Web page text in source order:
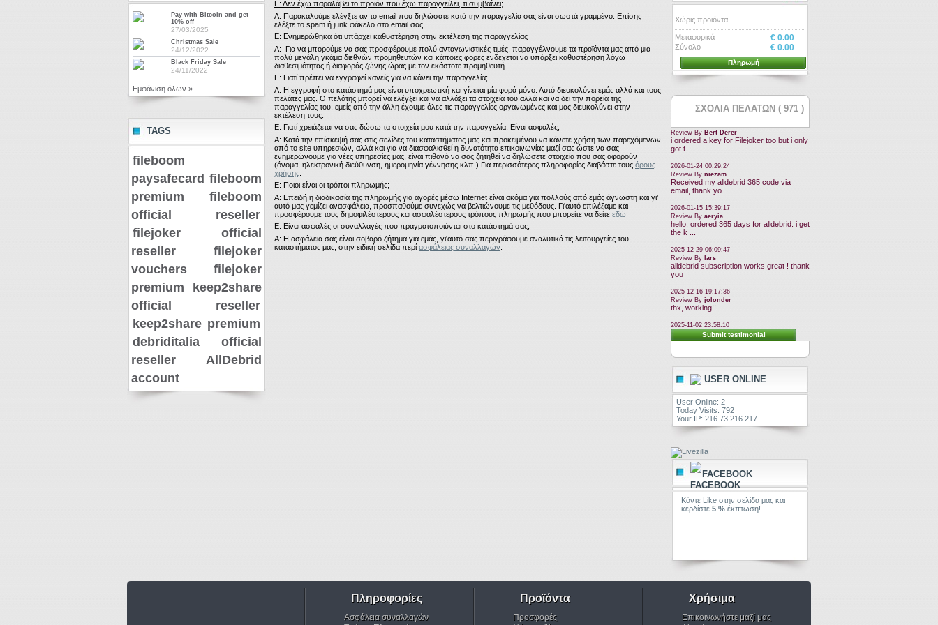
Pay with Bitcoin and get
10% off
27/03/2025
Christmas Sale
24/12/2022
Black Friday Sale
24/11/2022
Εμφάνιση όλων »
TAGS
fileboom
paysafecard fileboom
premium
fileboom
official reseller
filejoker official
reseller
filejoker
vouchers
filejoker
premium
keep2share
official reseller
keep2share premium
debriditalia official
reseller
AllDebrid
account
Ε: Δεν έχω παραλάβει το προϊόν που έχω παραγγείλει, τι συμβαίνει;
Α: Παρακαλούμε ελέγξτε αν το email που δηλώσατε κατά την παραγγελία σας είναι σωστά γραμμένο. Επίσης
ελέξτε το spam ή junk φάκελο στο email σας.
Ε: Ενημερώθηκα ότι υπάρχει καθυστέρηση στην εκτέλεση της παραγγελίας
Α: Για να μπορούμε να σας προσφέρουμε πολύ ανταγωνιστικές τιμές, παραγγέλνουμε τα προϊόντα μας από μια
πολύ μεγάλη γκάμα διεθνών προμηθευτών και κάποιες φορές ενδέχεται να υπάρξει καθυστέρηση λόγω
διαθεσιμότητας ή διαφοράς ζώνης ώρας με τον εκάστοτε προμηθευτή.
Ε: Γιατί πρέπει να εγγραφεί κανείς για να κάνει την παραγγελία;
Α: Η εγγραφή στο κατάστημά μας είναι υποχρεωτική και γίνεται μία φορά μόνο. Αυτό διευκολύνει εμάς αλλά και τους
πελάτες μας. Ο πελάτης μπορεί να ελέγξει και να αλλάξει τα στοιχεία του αλλά και να δει την πορεία της
παραγγελίας του, εμείς από την άλλη έχουμε όλες τις παραγγελίες οργανωμένες και μας διευκολύνει στην
εκτέλεση τους.
Ε: Γιατί χρειάζεται να σας δώσω τα στοιχεία μου κατά την παραγγελία; Είναι ασφαλές;
Α: Κατά την επίσκεψή σας στις σελίδες του καταστήματος μας και προκειμένου να κάνετε χρήση των παρεχόμενων
από το site υπηρεσιών, αλλά και για να διασφαλισθεί η δυνατότητα επικοινωνίας μαζί σας ώστε να σας
ενημερώνουμε για νέες υπηρεσίες μας, είναι πιθανό να σας ζητηθεί να δηλώσετε στοιχεία που σας αφορούν
(όνομα, ηλεκτρονική διεύθυνση, ημερομηνία γέννησης κλπ.) Για περισσότερες πληροφορίες διαβάστε τους όρους
χρήσης
Ε: Ποιοι είναι οι τρόποι πληρωμής;
Α: Επειδή η διαδικασία της πληρωμής για αγορές μέσω Internet είναι ακόμα για πολλούς από εμάς άγνωστη και γι’
αυτό μας γεμίζει ανασφάλεια, προσπαθούμε συνεχώς να βελτιώνουμε τις μεθόδους. Γι'αυτό επιλέξαμε και
προσφέρουμε τους δημοφιλέστερους και ασφαλέστερους τρόπους πληρωμής που μπορείτε να δείτε εδώ
Ε: Είναι ασφαλές οι συναλλαγές που πραγματοποιύνται στο κατάστημά σας;
Α: Η ασφάλεια σας είναι σοβαρό ζήτημα για εμάς, γι'αυτό σας περιγράφουμε αναλυτικά τις λειτουργείες του
καταστήματος μας, στην ειδική σελίδα περίασφάλειας συναλλαγών
Χώρις προϊόντα
Μεταφορικά € 0.00
Σύνολο € 0.00
Πληρωμή
ΣΧΟΛΙΑ ΠΕΛΑΤΩΝ ( 971 )
Review By Bert Derer
i ordered a key for Filejoker too but i only
got t ...
2026-01-24 00:29:24
Review By niezam
Received my alldebrid 365 code via
email, thank yo ...
2026-01-15 15:39:17
Review By aeryia
hello. ordered 365 days for alldebrid. i get
the k ...
2025-12-29 06:09:47
Review By lars
alldebrid subscription works great ! thank
you
2025-12-16 19:17:36
Review By jolonder
thx, working!!
2025-11-02 23:58:10
Submit testimonial
USER ONLINE
User Online: 2
Today Visits: 792
Your IP: 216.73.216.217
FACEBOOK
Κάντε Like στην σελίδα μας και
κερδίστε 5 %έκπτωση!
Πληροφορίες
Ασφάλεια συναλλαγών
Προϊόντα
Προσφορές
Χρήσιμα
Επικοινωνήστε μαζί μας